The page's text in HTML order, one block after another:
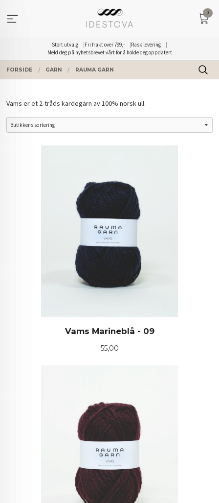
innholdet
Stort utvalg Fri frakt over 799,-
Rask levering
Meld deg på nyhetsbrevet vårt for å holde deg oppdatert
0
FORSIDE GARN RAUMA GARN
Vams er et 2-tråds kardegarn av 100% norsk ull.
Vams Marineblå - 09
Pris
55,00